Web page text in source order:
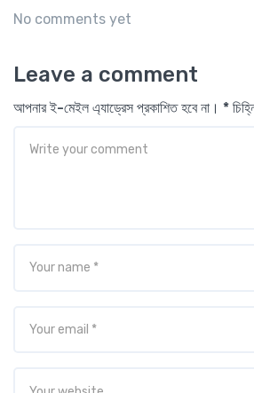
No comments yet
Leave a comment
আপনার ই-মেইল এ্যাড্রেস প্রকাশিত হবে না। *